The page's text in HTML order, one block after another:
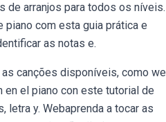
de arranjos para todos os níveis.
com esta guia prática e
as notas e.
canções disponíveis, como we
en el piano con este tutorial de
y. Webaprenda a tocar as